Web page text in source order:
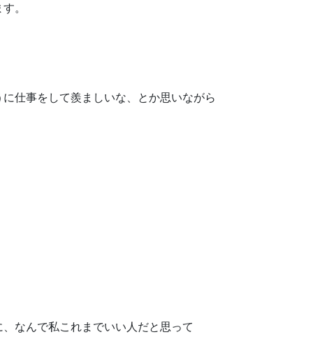
。
仕事をして羨ましいな、とか思いながら
なんで私これまでいい人だと思って